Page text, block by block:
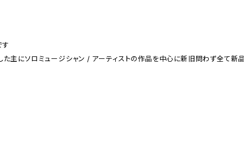
す
主にソロミュージシャン / アーティストの作品を中心に新旧問わず全て新